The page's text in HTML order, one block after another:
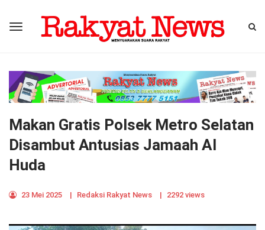
Makan Gratis Polsek Metro Selatan
Disambut Antusias Jamaah Al
Huda
23 Mei 2025 | Redaksi Rakyat News | 2292 views